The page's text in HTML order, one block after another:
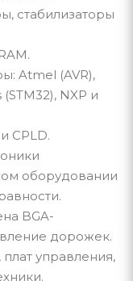
стабилизаторы
Atmel (AVR),
NXP и
CPLD.
оборудовании
BGA-
дорожек.
управления,